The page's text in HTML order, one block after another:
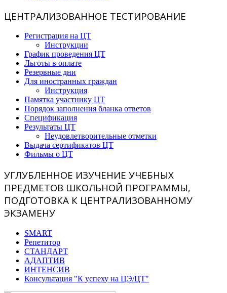
ЦЕНТРАЛИЗОВАННОЕ ТЕСТИРОВАНИЕ
Регистрация на ЦТ
Инструкции
График проведения ЦТ
Льготы в оплате
Резервные дни
Для иностранных граждан
Инструкция
Памятка участнику ЦТ
Порядок заполнения бланка ответов
Спецификация
Результаты ЦТ
Неудовлетворительные отметки
Выдача сертификатов ЦТ
Фильмы о ЦТ
УГЛУБЛЕННОЕ ИЗУЧЕНИЕ УЧЕБНЫХ
ПРЕДМЕТОВ ШКОЛЬНОЙ ПРОГРАММЫ,
ПОДГОТОВКА К ЦЕНТРАЛИЗОВАННОМУ
ЭКЗАМЕНУ
SMART
Репетитор
СТАНДАРТ
АДАПТИВ
ИНТЕНСИВ
Консультация "К успеху на ЦЭ/ЦТ"